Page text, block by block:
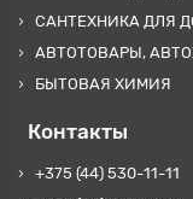
САНТЕХНИКА ДЛЯ
АВТОТОВАРЫ,
БЫТОВАЯ ХИМИЯ
Контакты
+375 (44) 530-11-11